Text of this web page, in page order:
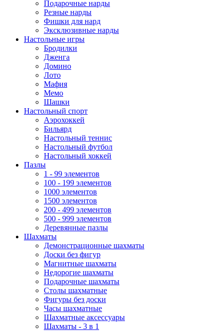
Подарочные нарды
Резные нарды
Фишки для нард
Эксклюзивные нарды
Настольные игры
Бродилки
Дженга
Домино
Лото
Мафия
Мемо
Шашки
Настольный спорт
Аэрохоккей
Бильярд
Настольный теннис
Настольный футбол
Настольный хоккей
Пазлы
1 - 99 элементов
100 - 199 элементов
1000 элементов
1500 элементов
200 - 499 элементов
500 - 999 элементов
Деревянные пазлы
Шахматы
Демонстрационные шахматы
Доски без фигур
Магнитные шахматы
Недорогие шахматы
Подарочные шахматы
Столы шахматные
Фигуры без доски
Часы шахматные
Шахматные аксессуары
Шахматы - 3 в 1